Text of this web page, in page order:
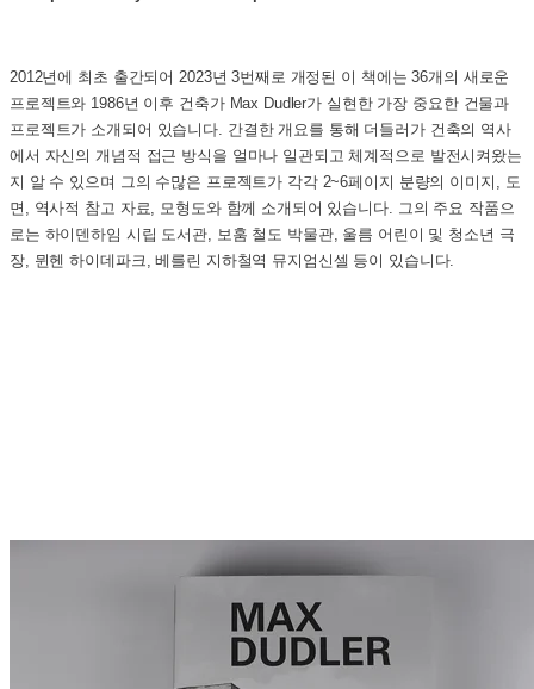
2012년에 최초 출간되어 2023년 3번째로 개정된 이 책에는 36개의 새로운
프로젝트와 1986년 이후 건축가 Max Dudler가 실현한 가장 중요한 건물과
프로젝트가 소개되어 있습니다. 간결한 개요를 통해 더들러가 건축의 역사
에서 자신의 개념적 접근 방식을 얼마나 일관되고 체계적으로 발전시켜왔는
지 알 수 있으며 그의 수많은 프로젝트가 각각 2~6페이지 분량의 이미지, 도
면, 역사적 참고 자료, 모형도와 함께 소개되어 있습니다. 그의 주요 작품으
로는 하이덴하임 시립 도서관, 보훔 철도 박물관, 울름 어린이 및 청소년 극
장, 뮌헨 하이데파크, 베를린 지하철역 뮤지엄신셀 등이 있습니다.